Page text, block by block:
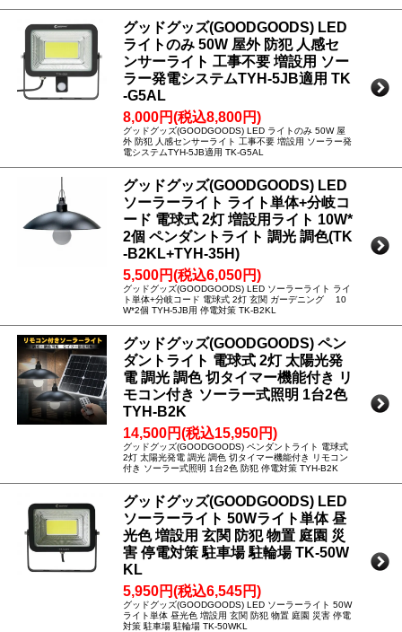
グッドグッズ(GOODGOODS) LED
ライトのみ 50W 屋外 防犯 人感セ
ンサーライト 工事不要 増設用 ソー
ラー発電システムTYH-5JB適用 TK
-G5AL
8,000円(税込8,800円)
グッドグッズ(GOODGOODS) LED ライトのみ 50W 屋
外 防犯 人感センサーライト 工事不要 増設用 ソーラー発
電システムTYH-5JB適用 TK-G5AL
グッドグッズ(GOODGOODS) LED
ソーラーライト ライト単体+分岐コ
ード 電球式 2灯 増設用ライト 10W*
2個 ペンダントライト 調光 調色(TK
-B2KL+TYH-35H)
5,500円(税込6,050円)
グッドグッズ(GOODGOODS) LED ソーラーライト ライ
ト単体+分岐コード 電球式 2灯 玄関 ガーデニング 10
W*2個 TYH-5JB用 停電対策 TK-B2KL
グッドグッズ(GOODGOODS) ペン
ダントライト 電球式 2灯 太陽光発
電 調光 調色 切タイマー機能付き リ
モコン付き ソーラー式照明 1台2色
TYH-B2K
14,500円(税込15,950円)
グッドグッズ(GOODGOODS) ペンダントライト 電球式
2灯 太陽光発電 調光 調色 切タイマー機能付き リモコン
付き ソーラー式照明 1台2色 防犯 停電対策 TYH-B2K
グッドグッズ(GOODGOODS) LED
ソーラーライト 50Wライト単体 昼
光色 増設用 玄関 防犯 物置 庭園 災
害 停電対策 駐車場 駐輪場 TK-50W
KL
5,950円(税込6,545円)
グッドグッズ(GOODGOODS) LED ソーラーライト 50W
ライト単体 昼光色 増設用 玄関 防犯 物置 庭園 災害 停電
対策 駐車場 駐輪場 TK-50WKL